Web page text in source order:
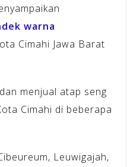
warna
Cimahi Jawa Barat
menjual atap seng
Cimahi di beberapa
Leuwigajah,